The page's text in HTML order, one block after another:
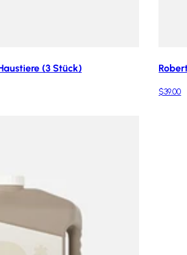
(3 Stück)
$39.00